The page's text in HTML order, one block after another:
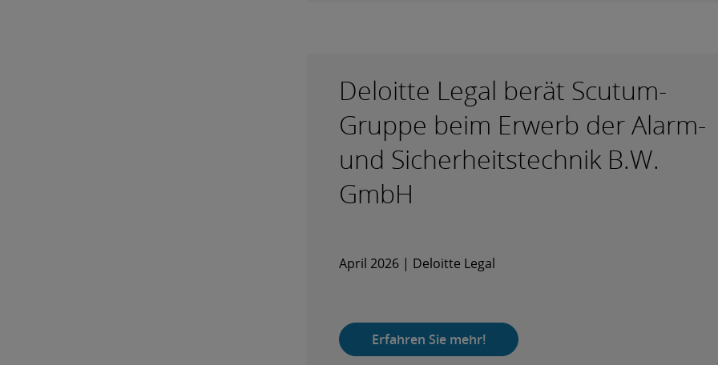
Deloitte Legal berät Scutum-
Gruppe beim Erwerb der Alarm-
und Sicherheitstechnik B.W.
GmbH
April 2026 | Deloitte Legal
Erfahren Sie mehr!